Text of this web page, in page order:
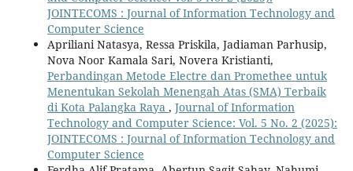
JOINTECOMS : Journal of Information Technology and
Computer Science
Apriliani Natasya, Ressa Priskila, Jadiaman Parhusip,
Nova Noor Kamala Sari, Novera Kristianti,
Perbandingan Metode Electre dan Promethee untuk
Menentukan Sekolah Menengah Atas (SMA) Terbaik
di Kota Palangka Raya , Journal of Information
Technology and Computer Science: Vol. 5 No. 2 (2025):
JOINTECOMS : Journal of Information Technology and
Computer Science